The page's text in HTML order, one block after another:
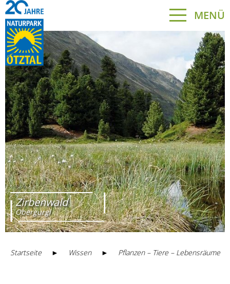
MENÜ
Zirbenwald
Obergurgl
Startseite ► Wissen ► Pflanzen – Tiere – Lebensräume